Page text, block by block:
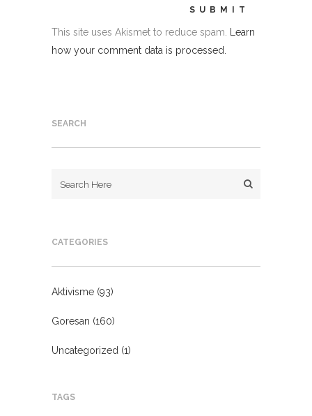
This site uses Akismet to reduce spam.
Learn
how your comment data is processed.
SEARCH
CATEGORIES
Aktivisme (93)
Goresan (160)
Uncategorized (1)
TAGS